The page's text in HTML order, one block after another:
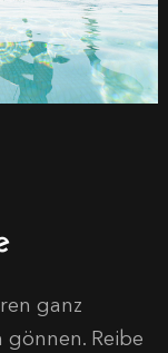
ganz
Reibe